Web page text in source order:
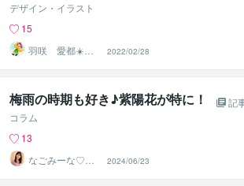
デザイン・イラスト
15
羽咲 愛都☀️ハ
サキ アイト☀️
2022/02/28
梅雨の時期も好き♪紫陽花が特に！
記
コラム
13
なごみーな♡癒
し系心のサポー
ター
2024/06/23